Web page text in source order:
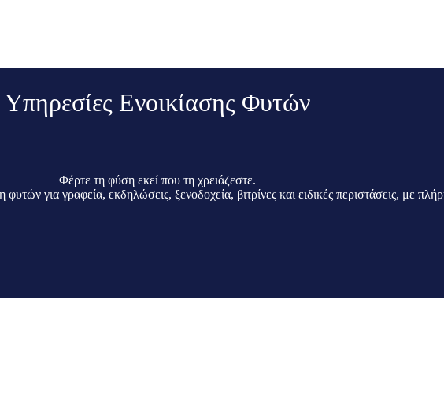
Υπηρεσίες Ενοικίασης Φυτών
Φέρτε τη φύση εκεί που τη χρειάζεστε.
για γραφεία, εκδηλώσεις, ξενοδοχεία, βιτρίνες και ειδικές περιστάσεις, με